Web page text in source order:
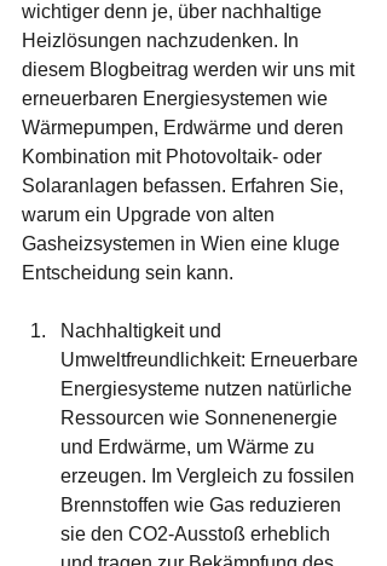
wichtiger denn je, über nachhaltige
Heizlösungen nachzudenken. In
diesem Blogbeitrag werden wir uns mit
erneuerbaren Energiesystemen wie
Wärmepumpen, Erdwärme und deren
Kombination mit Photovoltaik- oder
Solaranlagen befassen. Erfahren Sie,
warum ein Upgrade von alten
Gasheizsystemen in Wien eine kluge
Entscheidung sein kann.
Nachhaltigkeit und
Umweltfreundlichkeit: Erneuerbare
Energiesysteme nutzen natürliche
Ressourcen wie Sonnenenergie
und Erdwärme, um Wärme zu
erzeugen. Im Vergleich zu fossilen
Brennstoffen wie Gas reduzieren
sie den CO2-Ausstoß erheblich